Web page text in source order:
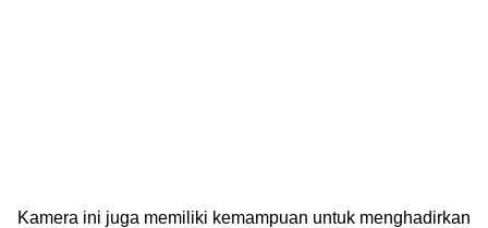
Kamera ini juga memiliki kemampuan untuk menghadirkan